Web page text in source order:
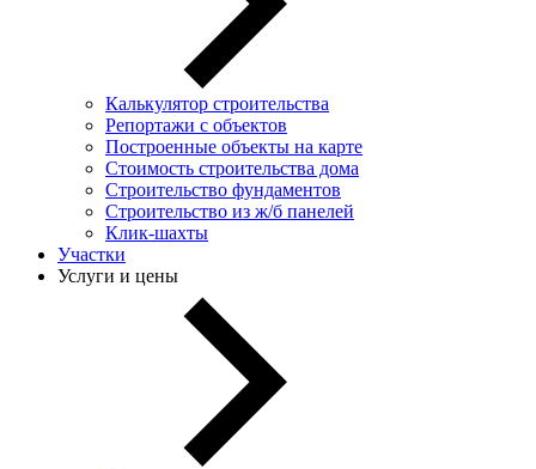
Калькулятор строительства
Репортажи с объектов
Построенные объекты на карте
Стоимость строительства дома
Строительство фундаментов
Строительство из ж/б панелей
Клик-шахты
Участки
Услуги и цены